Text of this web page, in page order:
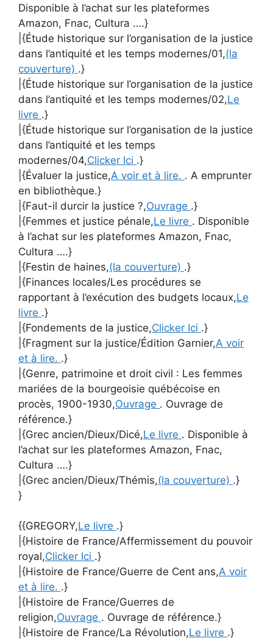
Disponible à l’achat sur les plateformes
Amazon, Fnac, Cultura ….}
|{Étude historique sur l’organisation de la justice
dans l’antiquité et les temps modernes/01,(la
couverture) .}
|{Étude historique sur l’organisation de la justice
dans l’antiquité et les temps modernes/02,Le
livre .}
|{Étude historique sur l’organisation de la justice
dans l’antiquité et les temps
modernes/04,Clicker Ici .}
|{Évaluer la justice,A voir et à lire. . A emprunter
en bibliothèque.}
|{Faut-il durcir la justice ?,Ouvrage .}
|{Femmes et justice pénale,Le livre . Disponible
à l’achat sur les plateformes Amazon, Fnac,
Cultura ….}
|{Festin de haines,(la couverture) .}
|{Finances locales/Les procédures se
rapportant à l’exécution des budgets locaux,Le
livre .}
|{Fondements de la justice,Clicker Ici .}
|{Fragment sur la justice/Édition Garnier,A voir
et à lire. .}
|{Genre, patrimoine et droit civil : Les femmes
mariées de la bourgeoisie québécoise en
procès, 1900-1930,Ouvrage . Ouvrage de
référence.}
|{Grec ancien/Dieux/Dicé,Le livre . Disponible à
l’achat sur les plateformes Amazon, Fnac,
Cultura ….}
|{Grec ancien/Dieux/Thémis,(la couverture) .}
}
{{GREGORY,Le livre .}
|{Histoire de France/Affermissement du pouvoir
royal,Clicker Ici .}
|{Histoire de France/Guerre de Cent ans,A voir
et à lire. .}
|{Histoire de France/Guerres de
religion,Ouvrage . Ouvrage de référence.}
|{Histoire de France/La Révolution,Le livre .}